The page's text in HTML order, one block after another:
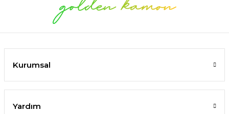
Kurumsal
Yardım